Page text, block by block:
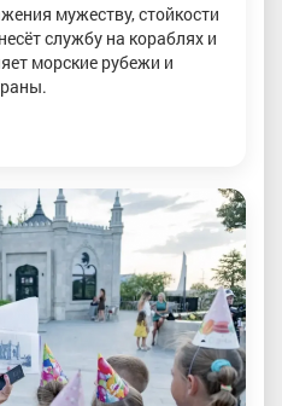
мужеству, стойкости
службу на кораблях и
морские рубежи и